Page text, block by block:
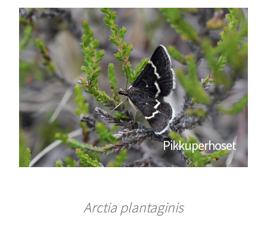
Pikkuperhoset
Arctia plantaginis